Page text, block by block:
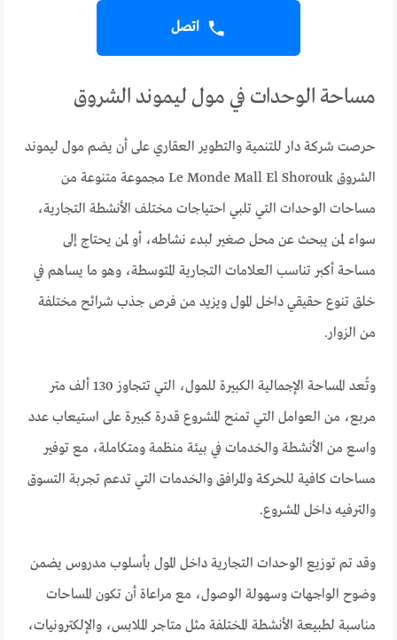
اتصل
مساحة الوحدات في مول ليموند الشروق
حرصت شركة دار للتنمية والتطوير العقاري على أن يضم مول ليموند
الشروق Le Monde Mall El Shorouk مجموعة متنوعة من
مساحات الوحدات التي تلبي احتياجات مختلف الأنشطة التجارية،
سواء لمن يبحث عن محل صغير لبدء نشاطه، أو لمن يحتاج إلى
مساحة أكبر تناسب العلامات التجارية المتوسطة، وهو ما يساهم في
خلق تنوع حقيقي داخل المول ويزيد من فرص جذب شرائح مختلفة
من الزوار.
وتُعد المساحة الإجمالية الكبيرة للمول، التي تتجاوز 130 ألف متر
مربع، من العوامل التي تمنح المشروع قدرة كبيرة على استيعاب عدد
واسع من الأنشطة والخدمات في بيئة منظمة ومتكاملة، مع توفير
مساحات كافية للحركة والمرافق والخدمات التي تدعم تجربة التسوق
والترفيه داخل المشروع.
وقد تم توزيع الوحدات التجارية داخل المول بأسلوب مدروس يضمن
وضوح الواجهات وسهولة الوصول، مع مراعاة أن تكون المساحات
مناسبة لطبيعة الأنشطة المختلفة مثل متاجر الملابس، والإلكترونيات،